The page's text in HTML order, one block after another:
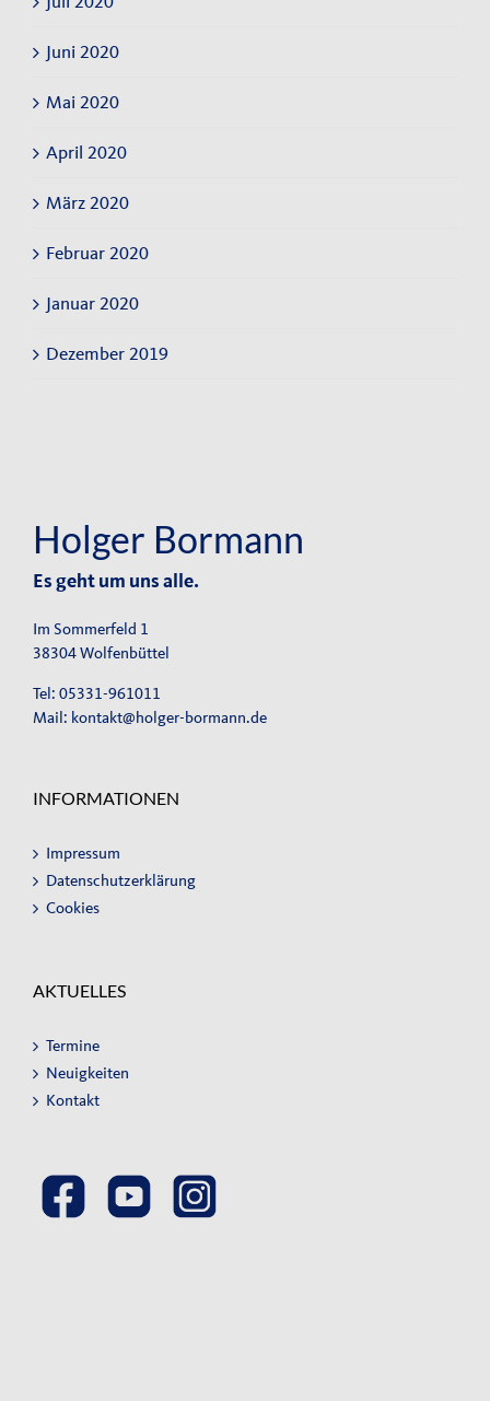
Juni 2020
Mai 2020
April 2020
März 2020
Februar 2020
Januar 2020
Dezember 2019
Holger Bormann
Es geht um uns alle.
Im Sommerfeld 1
38304 Wolfenbüttel
Tel: 05331-961011
Mail: kontakt@holger-bormann.de
INFORMATIONEN
Impressum
Datenschutzerklärung
Cookies
AKTUELLES
Termine
Neuigkeiten
Kontakt